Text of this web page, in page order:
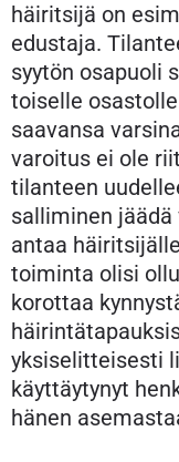
häiritsijä on
edustaja.
syytön osapuoli
toiselle
saavansa
varoitus ei ole
tilanteen
salliminen
antaa
toiminta olisi
korottaa
yksiselitteisesti
käyttäytynyt
hänen